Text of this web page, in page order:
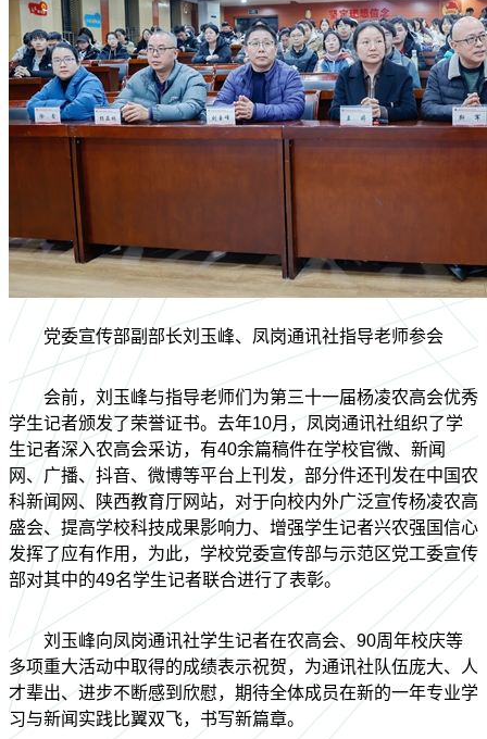
党委宣传部副部长刘玉峰、凤岗通讯社指导老师参会
会前，刘玉峰与指导老师们为第三十一届杨凌农高会优秀
学生记者颁发了荣誉证书。去年10月，凤岗通讯社组织了学
生记者深入农高会采访，有40余篇稿件在学校官微、新闻
网、广播、抖音、微博等平台上刊发，部分件还刊发在中国农
科新闻网、陕西教育厅网站，对于向校内外广泛宣传杨凌农高
盛会、提高学校科技成果影响力、增强学生记者兴农强国信心
发挥了应有作用，为此，学校党委宣传部与示范区党工委宣传
部对其中的49名学生记者联合进行了表彰。
刘玉峰向凤岗通讯社学生记者在农高会、90周年校庆等
多项重大活动中取得的成绩表示祝贺，为通讯社队伍庞大、人
才辈出、进步不断感到欣慰，期待全体成员在新的一年专业学
习与新闻实践比翼双飞，书写新篇章。